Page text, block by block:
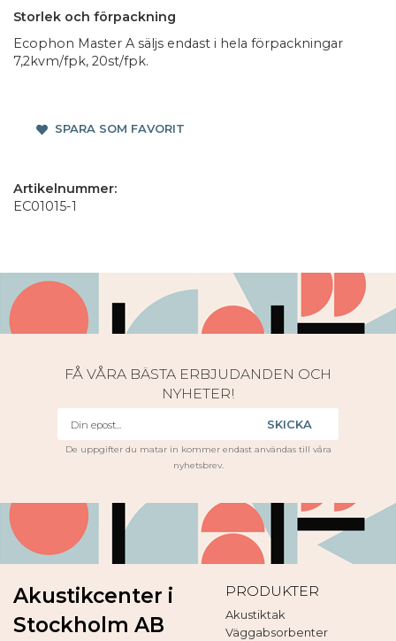
Storlek och förpackning
Ecophon Master A säljs endast i hela förpackningar
7,2kvm/fpk, 20st/fpk.
SPARA SOM FAVORIT
Artikelnummer:
EC01015-1
FÅ VÅRA BÄSTA ERBJUDANDEN OCH
NYHETER!
SKICKA
De uppgifter du matar in kommer endast användas till våra
nyhetsbrev.
Akustikcenter i
Stockholm AB
PRODUKTER
Akustiktak
Väggabsorbenter